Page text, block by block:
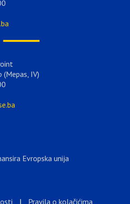
(Mepas, IV)
Evropska unija
| Pravila o kolačićima